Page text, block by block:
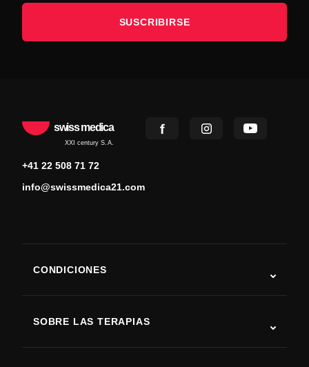
SUSCRIBIRSE
swiss medica
XXI century S.A.
+41 22 508 71 72
info@swissmedica21.com
CONDICIONES
SOBRE LAS TERAPIAS